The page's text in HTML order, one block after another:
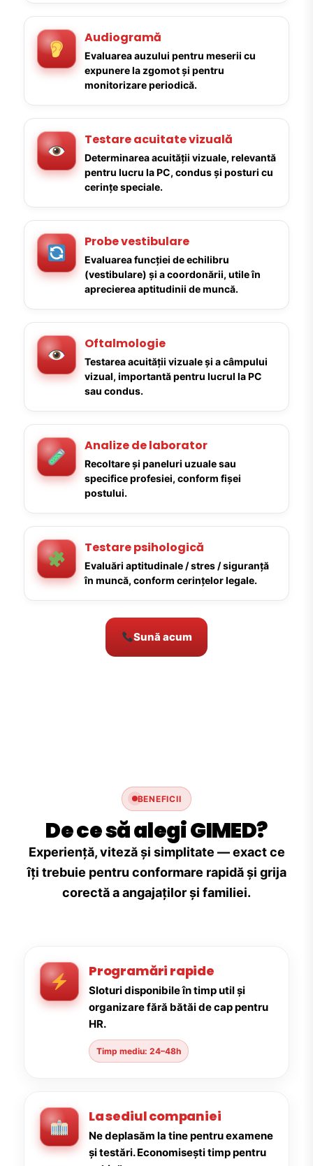
Audiogramă
Evaluarea auzului pentru meserii cu
expunere la zgomot și pentru
monitorizare periodică.
Testare acuitate vizuală
Determinarea acuității vizuale, relevantă
pentru lucru la PC, condus și posturi cu
cerințe speciale.
Probe vestibulare
Evaluarea funcției de echilibru
(vestibulare) și a coordonării, utile în
aprecierea aptitudinii de muncă.
Oftalmologie
Testarea acuității vizuale și a câmpului
vizual, importantă pentru lucrul la PC
sau condus.
Analize de laborator
Recoltare și paneluri uzuale sau
specifice profesiei, conform fișei
postului.
Testare psihologică
Evaluări aptitudinale / stres / siguranță
în muncă, conform cerințelor legale.
Sună acum
BENEFICII
De ce să alegi GIMED?
Experiență, viteză și simplitate — exact ce
îți trebuie pentru conformare rapidă și grija
corectă a angajaților și familiei.
Programări rapide
Sloturi disponibile în timp util și
organizare fără bătăi de cap pentru
HR.
Timp mediu: 24–48h
La sediul companiei
Ne deplasăm la tine pentru examene
și testări. Economisești timp pentru